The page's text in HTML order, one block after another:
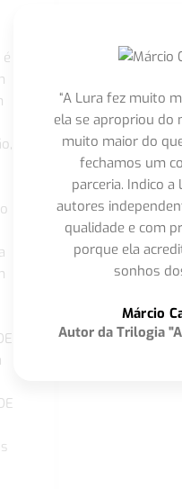
“A Lura fez muito
ela se apropriou do
muito maior do
fechamos um
parceria. Indico
autores
qualidade e com
porque ela
sonhos
Márcio
Autor da Trilogia